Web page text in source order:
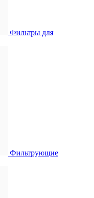
Фильтры для
Фильтрующие